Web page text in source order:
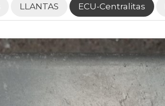
LLANTAS ECU-Centralitas